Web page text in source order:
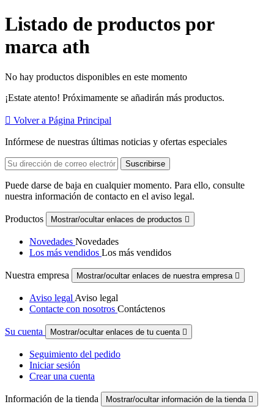
Listado de productos por
marca ath
No hay productos disponibles en este momento
¡Estate atento! Próximamente se añadirán más productos.
 Volver a Página Principal
Infórmese de nuestras últimas noticias y ofertas especiales
Puede darse de baja en cualquier momento. Para ello, consulte
nuestra información de contacto en el aviso legal.
Productos Mostrar/ocultar enlaces de productos 
Novedades Novedades
Los más vendidos Los más vendidos
Nuestra empresa Mostrar/ocultar enlaces de nuestra empresa 
Aviso legal Aviso legal
Contacte con nosotros Contáctenos
Su cuenta Mostrar/ocultar enlaces de tu cuenta 
Seguimiento del pedido
Iniciar sesión
Crear una cuenta
Información de la tienda Mostrar/ocultar información de la tienda 